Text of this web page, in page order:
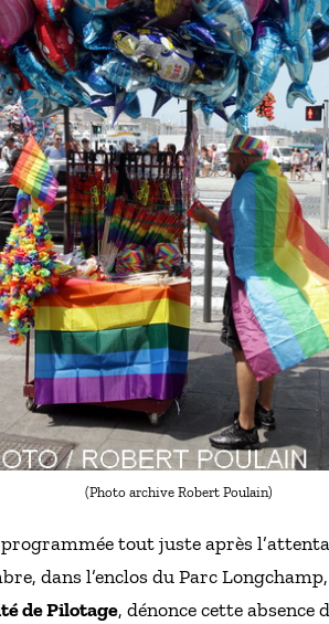
(Photo archive Robert Poulain)
tout juste après
dans l’enclos du Parc
de Pilotage, dénonce cette absence